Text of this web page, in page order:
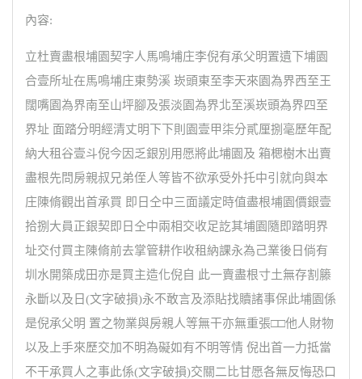
內容:
立杜賣盡根埔園契字人馬鳴埔庄李倪有承父明置遺下埔園
合壹所址在馬鳴埔庄東勢溪 崁頭東至李天來園為界西至王
闊嘴園為界南至山坪腳及張淡園為界北至溪崁頭為界四至
界址 面踏分明經清丈明下下則園壹甲柒分貳厘捌毫歷年配
納大租谷壹斗倪今因乏銀別用愿將此埔園及 箱楒樹木出賣
盡根先問房親叔兄弟侄人等皆不欲承受外托中引就向與本
庄陳脩觀出首承買 即日仝中三面議定時值盡根埔園價銀壹
拾捌大員正銀契即日仝中兩相交收足訖其埔園隨即踏明界
址交付買主陳脩前去掌管耕作收租納課永為己業後日倘有
圳水開築成田亦是買主造化倪自 此一賣盡根寸土無存割籐
永斷以及日(文字破損)永不敢言及添貼找贖諸事保此埔園係
是倪承父明 置之物業與房親人等無干亦無重張□□他人財物
以及上手來歷交加不明為礙如有不明等情 倪出首一力抵當
不干承買人之事此係(文字破損)交關二比甘愿各無反悔恐口